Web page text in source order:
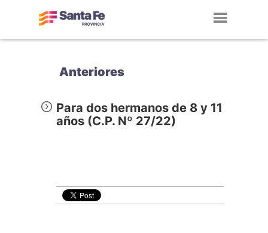
Anteriores
Para dos hermanos de 8 y 11
años (C.P. Nº 27/22)